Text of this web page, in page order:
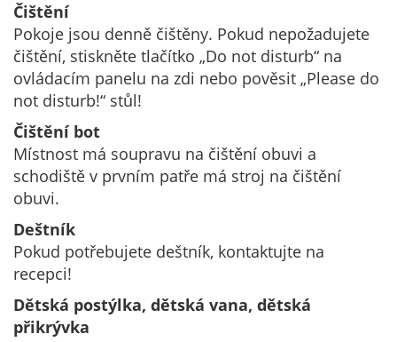
Čištění
Pokoje jsou denně čištěny. Pokud nepožadujete
čištění, stiskněte tlačítko „Do not disturb“ na
ovládacím panelu na zdi nebo pověsit „Please do
not disturb!“ stůl!
Čištění bot
Místnost má soupravu na čištění obuvi a
schodiště v prvním patře má stroj na čištění
obuvi.
Deštník
Pokud potřebujete deštník, kontaktujte na
recepci!
Dětská postýlka, dětská vana, dětská
přikrývka